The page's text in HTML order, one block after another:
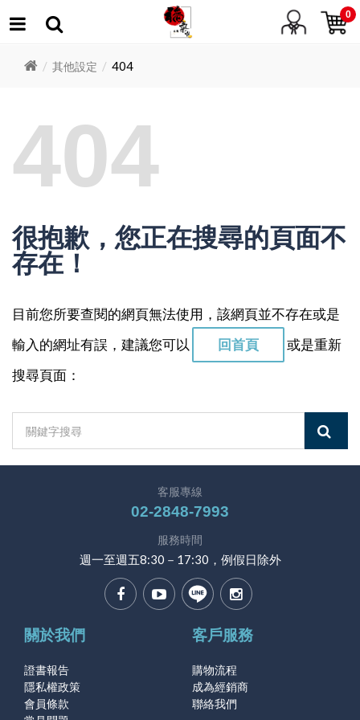
0
其他設定 404
404
很抱歉，您正在搜尋的頁面不
存在！
目前您所要查閱的網頁無法使用，該網頁並不存在或是
輸入的網址有誤，建議您可以
回首頁
或是重新
搜尋頁面：
客服專線
02-2848-7993
服務時間
週一至週五8:30－17:30，例假日除外
關於我們
證書報告
隱私權政策
會員條款
客戶服務
購物流程
成為經銷商
聯絡我們